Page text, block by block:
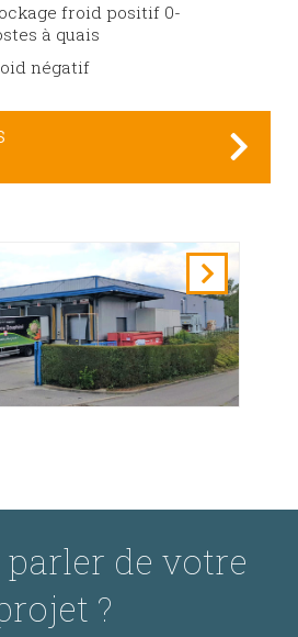
froid positif 0-
à quais
négatif
de votre
?